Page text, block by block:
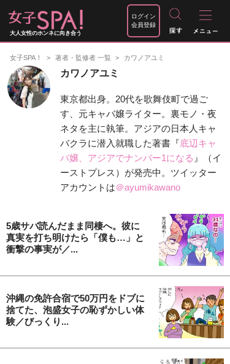
大人女性のホンネに向き合う
ログイン
会員登録
女子SPA！ 著者・監修者 一覧 カワノアユミ
カワノアユミ
東京都出身。20代を歌舞伎町で過ご
す、元キャバ嬢ライター。裏モノ・夜
ネタを主に執筆。アジアの日本人キャ
バクラに潜入就職した著書『底辺キャ
バ嬢、アジアでナンバー1になる 』（イ
ーストプレス）が発売中。ツイッター
アカウントは＠ayumikawano
5歳サバ読んだまま同棲へ。彼に
真実を打ち明けたら「僕も…」と
衝撃の事実が／...
沖縄の免許合宿で50万円をドブに
捨てた、泡盛女子の恥ずかしい体
験／びっくり...